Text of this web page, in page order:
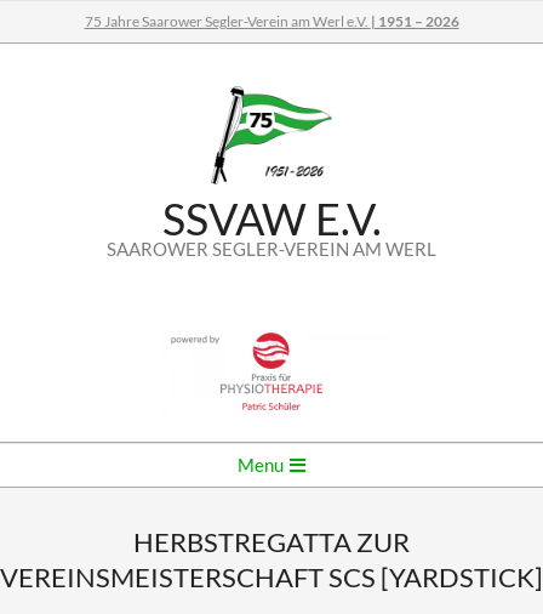
to
75 Jahre Saarower Segler-Verein am Werl e.V. | 1951 – 2026
SSVAW E.V.
SAAROWER SEGLER-VEREIN AM WERL
Navigation
Menu
HERBSTREGATTA ZUR
VEREINSMEISTERSCHAFT SCS [YARDSTICK]